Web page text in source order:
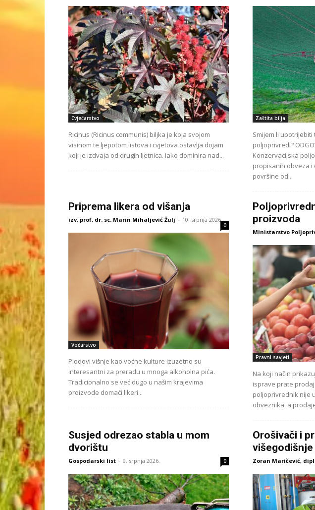
Cvjećarstvo
Ricinus (Ricinus communis) biljka je koja svojom
visinom te ljepotom listova i cvjetova ostavlja dojam
koji je izdvaja od drugih ljetnica. Iako dominira nad...
Zaštita bilja
Smijem li
poljoprivredi?
Konzervacijska
propisanih obveza
površine od...
Priprema likera od višanja
izv. prof. dr. sc. Marin Mihaljević Žulj - 10. srpnja 2026.
0
Voćarstvo
Plodovi višnje kao voćne kulture izuzetno su
interesantni za preradu u mnoga alkoholna pića.
Tradicionalno se već dugo u našim krajevima
proizvode domaći likeri...
proizvoda
Ministarstvo
Pravni savjeti
Na koji način
isprave prate
poljoprivrednik nije
obveznika, a
Susjed odrezao stabla u mom
dvorištu
Gospodarski list - 9. srpnja 2026. 0
Orošivači i
Zoran Maričević,